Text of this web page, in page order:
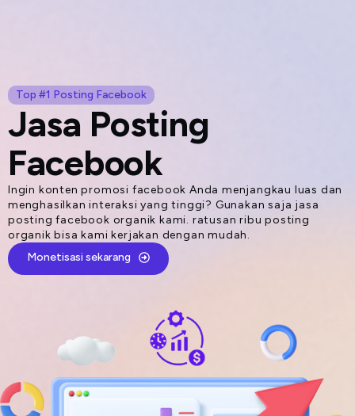
Top #1 Posting Facebook
Jasa Posting
Facebook
Ingin konten promosi facebook Anda menjangkau luas dan
menghasilkan interaksi yang tinggi? Gunakan saja jasa
posting facebook organik kami. ratusan ribu posting
organik bisa kami kerjakan dengan mudah.
Monetisasi sekarang